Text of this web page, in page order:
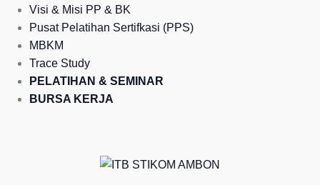
Visi & Misi PP & BK
Pusat Pelatihan Sertifkasi (PPS)
MBKM
Trace Study
PELATIHAN & SEMINAR
BURSA KERJA